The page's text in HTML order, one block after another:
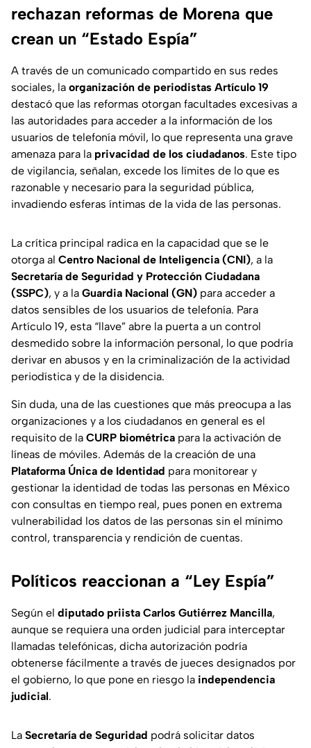
rechazan reformas de Morena que
crean un “Estado Espía”
A través de un comunicado compartido en sus redes
sociales, la organización de periodistas Artículo 19
destacó que las reformas otorgan facultades excesivas a
las autoridades para acceder a la información de los
usuarios de telefonía móvil, lo que representa una grave
amenaza para la privacidad de los ciudadanos. Este tipo
de vigilancia, señalan, excede los límites de lo que es
razonable y necesario para la seguridad pública,
invadiendo esferas íntimas de la vida de las personas.
La crítica principal radica en la capacidad que se le
otorga al Centro Nacional de Inteligencia (CNI), a la
Secretaría de Seguridad y Protección Ciudadana
(SSPC), y a la Guardia Nacional (GN) para acceder a
datos sensibles de los usuarios de telefonía. Para
Artículo 19, esta “llave” abre la puerta a un control
desmedido sobre la información personal, lo que podría
derivar en abusos y en la criminalización de la actividad
periodística y de la disidencia.
Sin duda, una de las cuestiones que más preocupa a las
organizaciones y a los ciudadanos en general es el
requisito de la CURP biométrica para la activación de
líneas de móviles. Además de la creación de una
Plataforma Única de Identidad para monitorear y
gestionar la identidad de todas las personas en México
con consultas en tiempo real, pues ponen en extrema
vulnerabilidad los datos de las personas sin el mínimo
control, transparencia y rendición de cuentas.
Políticos reaccionan a “Ley Espía”
Según el diputado priista Carlos Gutiérrez Mancilla,
aunque se requiera una orden judicial para interceptar
llamadas telefónicas, dicha autorización podría
obtenerse fácilmente a través de jueces designados por
el gobierno, lo que pone en riesgo la independencia
judicial.
La Secretaría de Seguridad podrá solicitar datos